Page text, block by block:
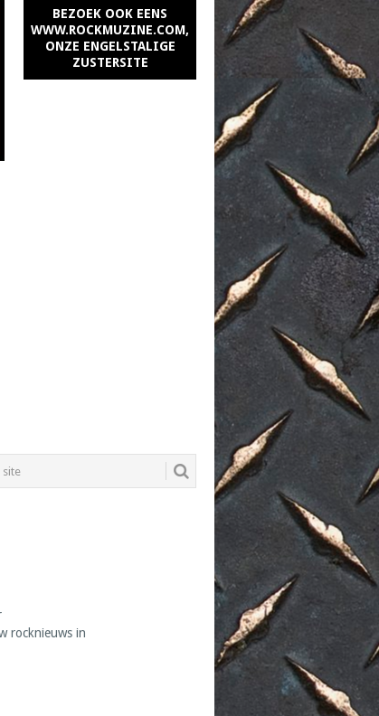
BEZOEK OOK EENS
WWW.ROCKMUZINE.COM,
ONZE ENGELSTALIGE
ZUSTERSITE
rocknieuws in